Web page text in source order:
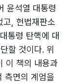
윤석열 대통령
고, 헌법재판소
통령 탄핵에 대
할 것이다. 위
이 책의 내용과
측면의 계엄을